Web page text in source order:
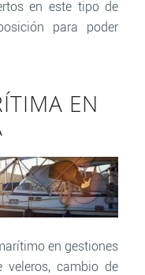
en este tipo de
para poder
EN
en gestiones
cambio de